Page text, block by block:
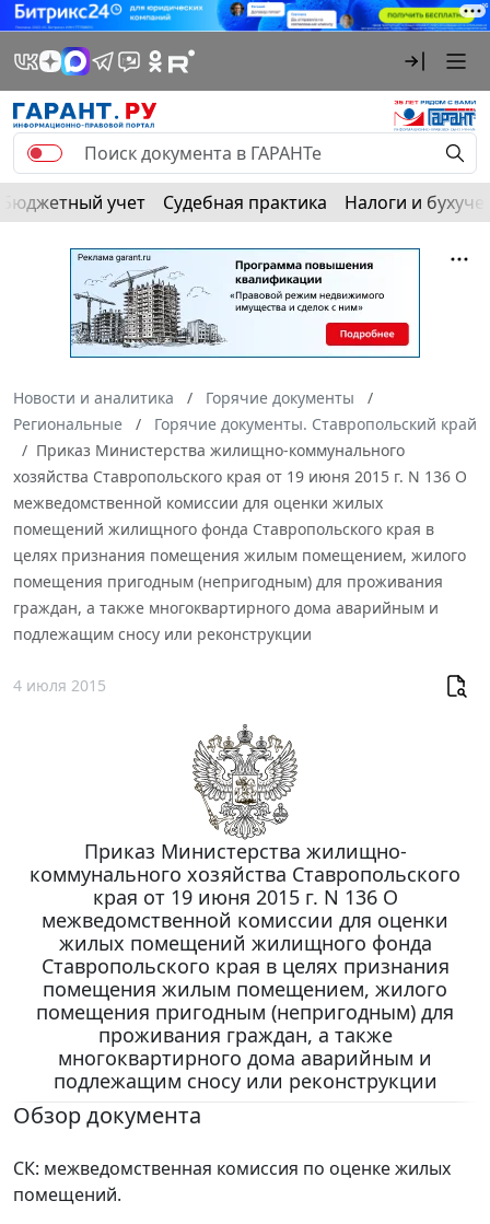
Бюджетный учет Судебная практика Налоги и
Новости и аналитика
Горячие документы
Региональные
Горячие документы. Ставропольский край
Приказ Министерства жилищно-коммунального
хозяйства Ставропольского края от 19 июня 2015 г. N 136 О
межведомственной комиссии для оценки жилых
помещений жилищного фонда Ставропольского края в
целях признания помещения жилым помещением, жилого
помещения пригодным (непригодным) для проживания
граждан, а также многоквартирного дома аварийным и
подлежащим сносу или реконструкции
4 июля 2015
Приказ Министерства жилищно-
коммунального хозяйства Ставропольского
края от 19 июня 2015 г. N 136 О
межведомственной комиссии для оценки
жилых помещений жилищного фонда
Ставропольского края в целях признания
помещения жилым помещением, жилого
помещения пригодным (непригодным) для
проживания граждан, а также
многоквартирного дома аварийным и
подлежащим сносу или реконструкции
Обзор документа
СК: межведомственная комиссия по оценке жилых
помещений.